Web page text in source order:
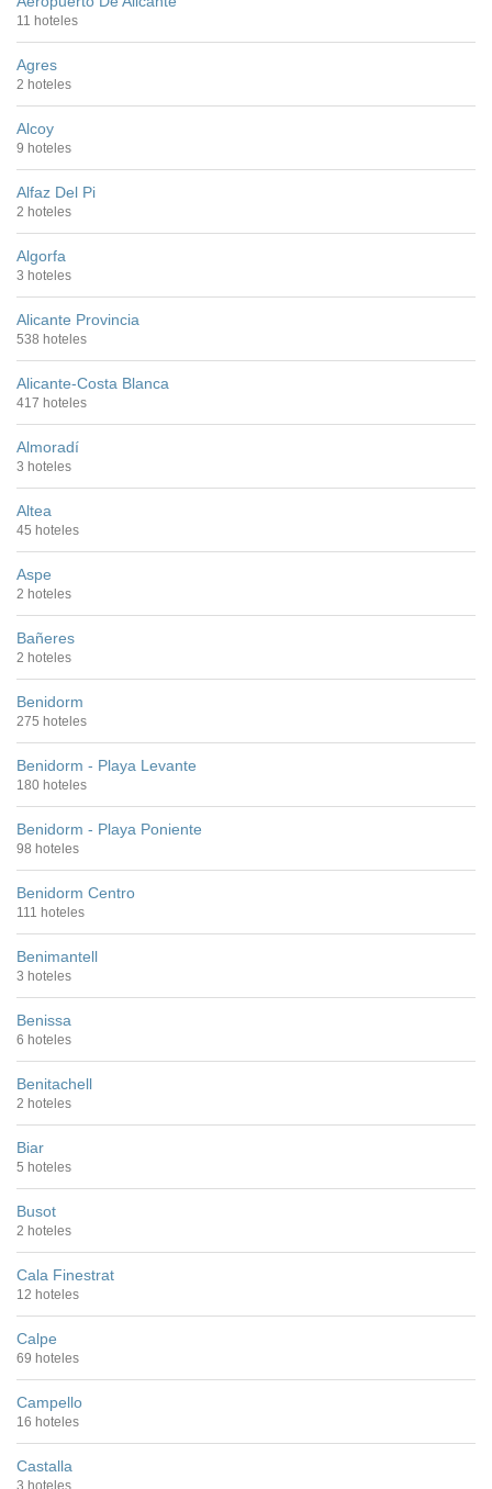
11 hoteles
Agres
2 hoteles
Alcoy
9 hoteles
Alfaz Del Pi
2 hoteles
Algorfa
3 hoteles
Alicante Provincia
538 hoteles
Alicante-Costa Blanca
417 hoteles
Almoradí
3 hoteles
Altea
45 hoteles
Aspe
2 hoteles
Bañeres
2 hoteles
Benidorm
275 hoteles
Benidorm - Playa Levante
180 hoteles
Benidorm - Playa Poniente
98 hoteles
Benidorm Centro
111 hoteles
Benimantell
3 hoteles
Benissa
6 hoteles
Benitachell
2 hoteles
Biar
5 hoteles
Busot
2 hoteles
Cala Finestrat
12 hoteles
Calpe
69 hoteles
Campello
16 hoteles
Castalla
3 hoteles